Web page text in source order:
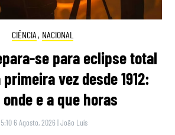
CIÊNCIA , NACIONAL
se para eclipse total
vez desde 1912:
e a que horas
6 Agosto, 2026 |João Luís